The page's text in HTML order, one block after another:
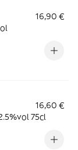
16,90 €
16,60 €
75cl